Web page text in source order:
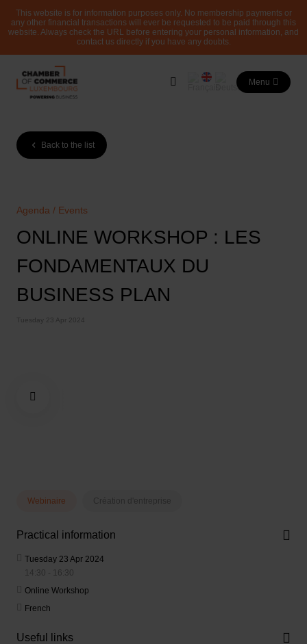
This website is for information purposes only. No membership payments or
any other financial transactions will ever be requested to be paid through this
website. Always check the URL before entering your personal information, and
contact us directly if you have any doubts.
Menu
Back to the list
Agenda / Events
ONLINE WORKSHOP : LES
FONDAMENTAUX DU
BUSINESS PLAN
Tuesday 23 Apr 2024
Webinaire Création d'entreprise
Practical information
Tuesday 23 Apr 2024
14:30 - 16:30
Online Workshop
French
Useful links